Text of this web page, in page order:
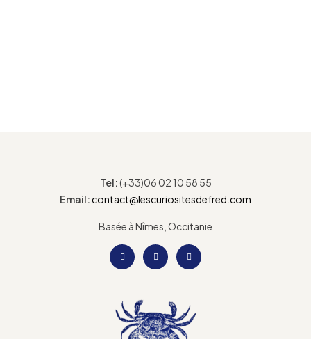
Tel:(+33)06 02 10 58 55
Email:contact@lescuriositesdefred.com
Basée à Nîmes, Occitanie